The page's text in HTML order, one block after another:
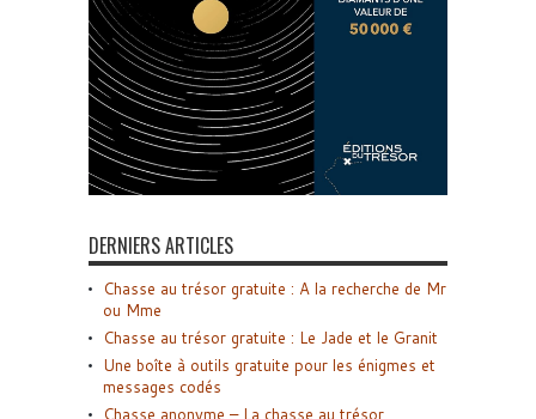
DERNIERS ARTICLES
Chasse au trésor gratuite : A la recherche de Mr
ou Mme
Chasse au trésor gratuite : Le Jade et le Granit
Une boîte à outils gratuite pour les énigmes et
messages codés
Chasse anonyme – La chasse au trésor